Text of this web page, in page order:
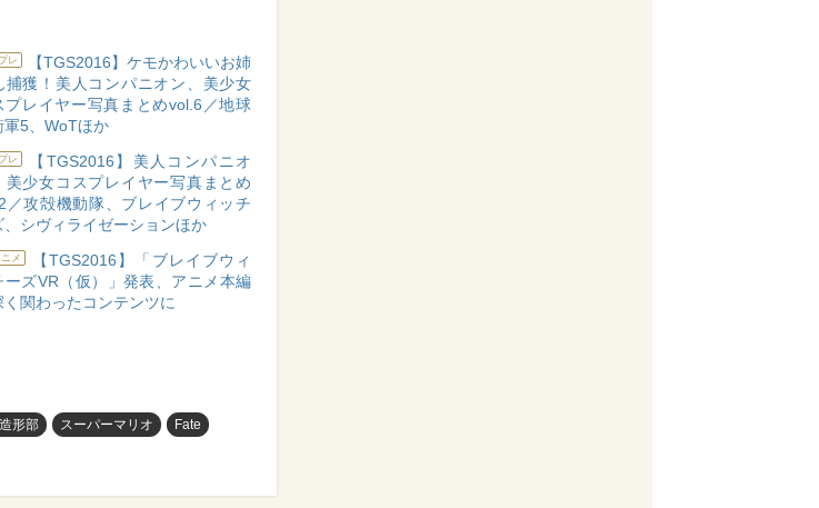
レ
【TGS2016】ケモかわいいお姉
捕獲！美人コンパニオン、美少女
プレイヤー写真まとめvol.6／地球
軍5、WoTほか
レ
【TGS2016】美人コンパニオ
美少女コスプレイヤー写真まとめ
／攻殻機動隊、ブレイブウィッチ
、シヴィライゼーションほか
メ
【TGS2016】「ブレイブウィ
ーズVR（仮）」発表、アニメ本編
く関わったコンテンツに
形部 スーパーマリオ Fate